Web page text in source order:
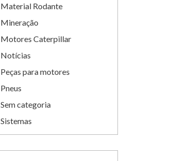
Material Rodante
Mineração
Motores Caterpillar
Notícias
Peças para motores
Pneus
Sem categoria
Sistemas